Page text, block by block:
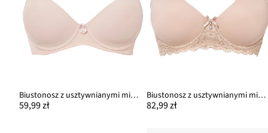
Biustonosz z usztywnianymi miseczkami na fiszbinach
59,99 zł
Biustonosz z usztywnianymi miseczkami i wyściełanymi ramiączkami
82,99 zł